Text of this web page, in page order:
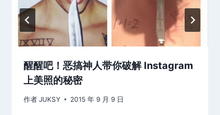
醒醒吧！恶搞神人带你破解 Instagram
上美照的秘密
作者JUKSY 2015 年 9 月 9 日